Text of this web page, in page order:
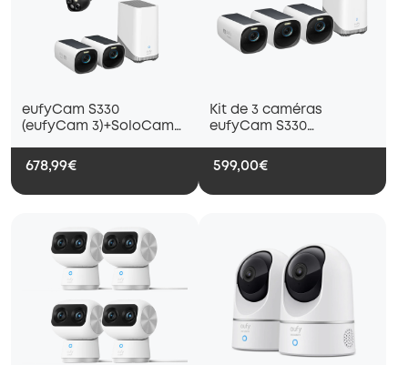
eufyCam S330
(eufyCam 3)+SoloCam
678,99€
Kit de 3 caméras
eufyCam S330
599,00€